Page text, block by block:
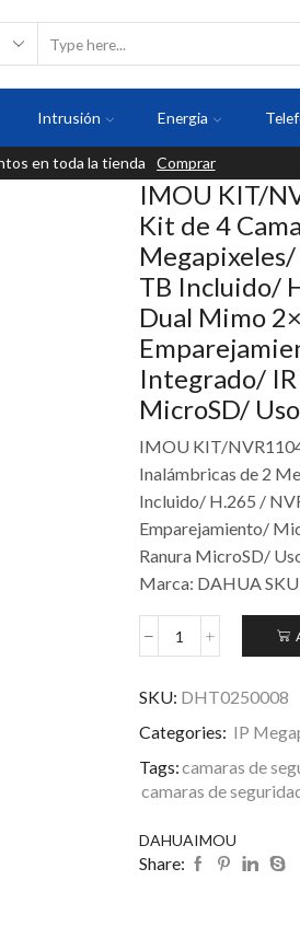
Intrusión Energia
en toda la tienda Comprar
IMOU KIT/
Kit de 4
TB Incluido/
Dual Mimo
Integrado/
MicroSD/
IMOU KIT/
Inalámbricas de 2
Incluido/ H.265 /
Emparejamiento/
Ranura MicroSD/
Marca: DAHUA
SKU: DHT0250008
Categories: IP
Tags:camaras de
camaras de
DAHUAIMOU
Share: